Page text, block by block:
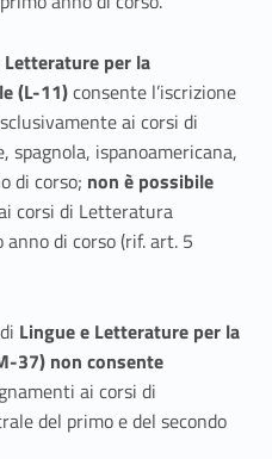
Letterature per la
(L-11)consente l’iscrizione
ai corsi di
ispanoamericana,
di corso; non è possibile
corsi di Letteratura
di corso (rif. art. 5
Lingue e Letterature per la
37) non consente
ai corsi di
del primo e del secondo